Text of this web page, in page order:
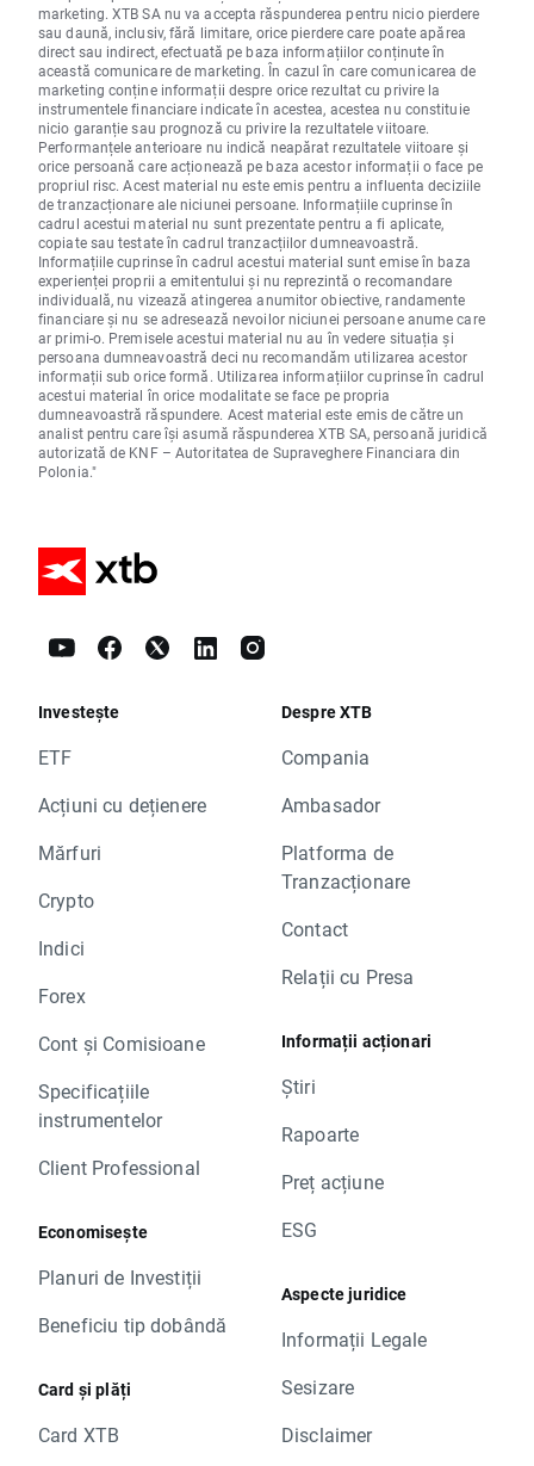
marketing. XTB SA nu va accepta răspunderea pentru nicio pierdere
sau daună, inclusiv, fără limitare, orice pierdere care poate apărea
direct sau indirect, efectuată pe baza informațiilor conținute în
această comunicare de marketing. În cazul în care comunicarea de
marketing conține informații despre orice rezultat cu privire la
instrumentele financiare indicate în acestea, acestea nu constituie
nicio garanție sau prognoză cu privire la rezultatele viitoare.
Performanțele anterioare nu indică neapărat rezultatele viitoare și
orice persoană care acționează pe baza acestor informații o face pe
propriul risc. Acest material nu este emis pentru a influenta deciziile
de tranzacționare ale niciunei persoane. Informațiile cuprinse în
cadrul acestui material nu sunt prezentate pentru a fi aplicate,
copiate sau testate în cadrul tranzacțiilor dumneavoastră.
Informațiile cuprinse în cadrul acestui material sunt emise în baza
experienței proprii a emitentului și nu reprezintă o recomandare
individuală, nu vizează atingerea anumitor obiective, randamente
financiare și nu se adresează nevoilor niciunei persoane anume care
ar primi-o. Premisele acestui material nu au în vedere situația și
persoana dumneavoastră deci nu recomandăm utilizarea acestor
informații sub orice formă. Utilizarea informațiilor cuprinse în cadrul
acestui material în orice modalitate se face pe propria
dumneavoastră răspundere. Acest material este emis de către un
analist pentru care își asumă răspunderea XTB SA, persoană juridică
autorizată de KNF – Autoritatea de Supraveghere Financiara din
Polonia."
Investește
ETF
Acțiuni cu dețienere
Mărfuri
Crypto
Indici
Forex
Cont și Comisioane
Specificațiile
instrumentelor
Client Professional
Economisește
Planuri de Investiții
Beneficiu tip dobândă
Card și plăți
Card XTB
Despre XTB
Compania
Ambasador
Platforma de
Tranzacționare
Contact
Relații cu Presa
Informații acționari
Știri
Rapoarte
Preț acțiune
ESG
Aspecte juridice
Informații Legale
Sesizare
Disclaimer